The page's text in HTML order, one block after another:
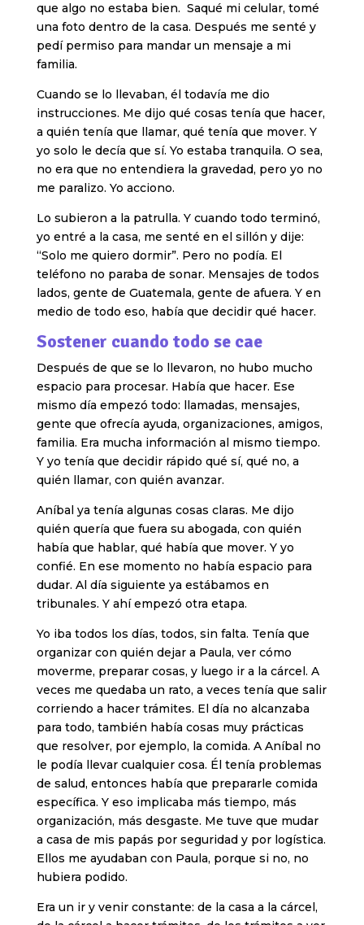
que algo no estaba bien. Saqué mi celular, tomé
una foto dentro de la casa. Después me senté y
pedí permiso para mandar un mensaje a mi
familia.
Cuando se lo llevaban, él todavía me dio
instrucciones. Me dijo qué cosas tenía que hacer,
a quién tenía que llamar, qué tenía que mover. Y
yo solo le decía que sí. Yo estaba tranquila. O sea,
no era que no entendiera la gravedad, pero yo no
me paralizo. Yo acciono.
Lo subieron a la patrulla. Y cuando todo terminó,
yo entré a la casa, me senté en el sillón y dije:
“Solo me quiero dormir”. Pero no podía. El
teléfono no paraba de sonar. Mensajes de todos
lados, gente de Guatemala, gente de afuera. Y en
medio de todo eso, había que decidir qué hacer.
Sostener cuando todo se cae
Después de que se lo llevaron, no hubo mucho
espacio para procesar. Había que hacer. Ese
mismo día empezó todo: llamadas, mensajes,
gente que ofrecía ayuda, organizaciones, amigos,
familia. Era mucha información al mismo tiempo.
Y yo tenía que decidir rápido qué sí, qué no, a
quién llamar, con quién avanzar.
Aníbal ya tenía algunas cosas claras. Me dijo
quién quería que fuera su abogada, con quién
había que hablar, qué había que mover. Y yo
confié. En ese momento no había espacio para
dudar. Al día siguiente ya estábamos en
tribunales. Y ahí empezó otra etapa.
Yo iba todos los días, todos, sin falta. Tenía que
organizar con quién dejar a Paula, ver cómo
moverme, preparar cosas, y luego ir a la cárcel. A
veces me quedaba un rato, a veces tenía que salir
corriendo a hacer trámites. El día no alcanzaba
para todo, también había cosas muy prácticas
que resolver, por ejemplo, la comida. A Aníbal no
le podía llevar cualquier cosa. Él tenía problemas
de salud, entonces había que prepararle comida
específica. Y eso implicaba más tiempo, más
organización, más desgaste. Me tuve que mudar
a casa de mis papás por seguridad y por logística.
Ellos me ayudaban con Paula, porque si no, no
hubiera podido.
Era un ir y venir constante: de la casa a la cárcel,